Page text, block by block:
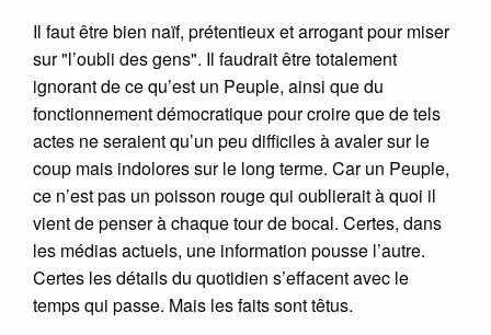
Il faut être bien naïf, prétentieux et arrogant pour miser
sur "l’oubli des gens". Il faudrait être totalement
ignorant de ce qu’est un Peuple, ainsi que du
fonctionnement démocratique pour croire que de tels
actes ne seraient qu’un peu difficiles à avaler sur le
coup mais indolores sur le long terme. Car un Peuple,
ce n’est pas un poisson rouge qui oublierait à quoi il
vient de penser à chaque tour de bocal. Certes, dans
les médias actuels, une information pousse l’autre.
Certes les détails du quotidien s’effacent avec le
temps qui passe. Mais les faits sont têtus.